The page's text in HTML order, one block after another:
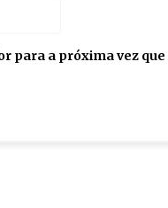
para a próxima vez